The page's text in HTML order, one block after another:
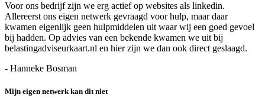
Voor ons bedrijf zijn we erg actief op websites als linkedin.
Allereerst ons eigen netwerk gevraagd voor hulp, maar daar
kwamen eigenlijk geen hulpmiddelen uit waar wij een goed gevoel
bij hadden. Op advies van een bekende kwamen we uit bij
belastingadviseurkaart.nl en hier zijn we dan ook direct geslaagd.
- Hanneke Bosman
Mijn eigen netwerk kan dit niet